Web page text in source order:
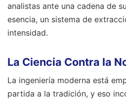
analistas ante una cadena de
esencia, un sistema de
intensidad.
La Ciencia Contra la
La ingeniería moderna está
partida a la tradición, y eso